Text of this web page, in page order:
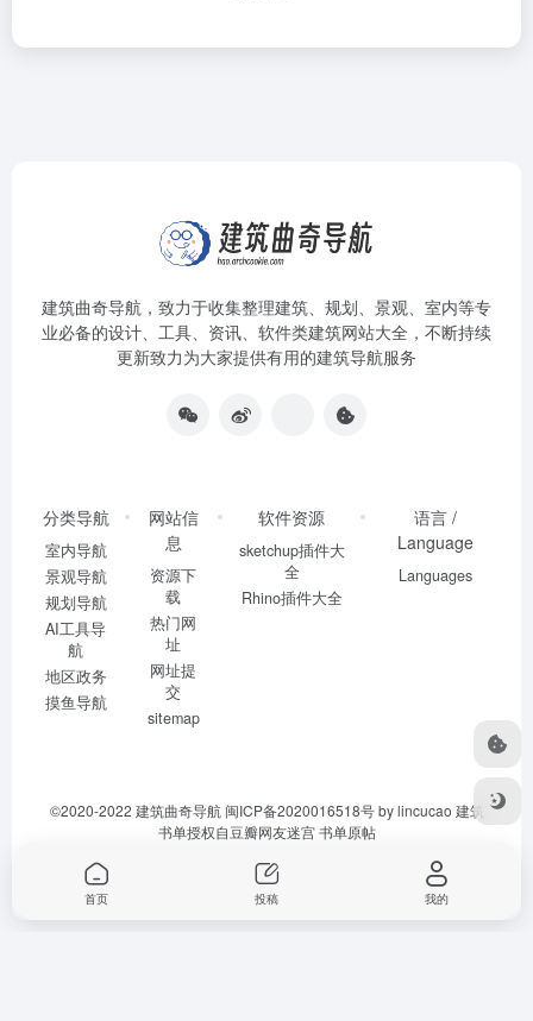
建筑曲奇导航 ，致力于收集整理建筑、规划、景观、室内等专
业必备的设计、工具、资讯、软件类建筑网站大全，不断持续
更新致力为大家提供有用的建筑导航服务
分类导航
室内导航
景观导航
规划导航
AI工具导
航
地区政务
摸鱼导航
网站信
息
资源下
载
热门网
址
网址提
交
sitemap
软件资源
sketchup插件大
全
Rhino插件大全
语言 /
Language
Languages
©2020-2022 建筑曲奇导航 闽ICP备2020016518号by lincucao 建筑
书单授权自豆瓣网友迷宫书单原帖
首页 投稿 我的